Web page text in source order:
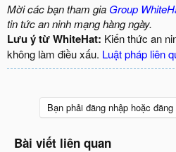
Mời các bạn tham gia Group
tin tức an ninh mạng hàng ngày.
Lưu ý từ WhiteHat: Kiến thức an
không làm điều xấu. Luật pháp liên
Bạn phải đăng nhập hoặc
Bài viết liên quan